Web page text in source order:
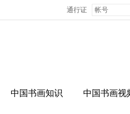
通行证
中国书画知识 中国书画视